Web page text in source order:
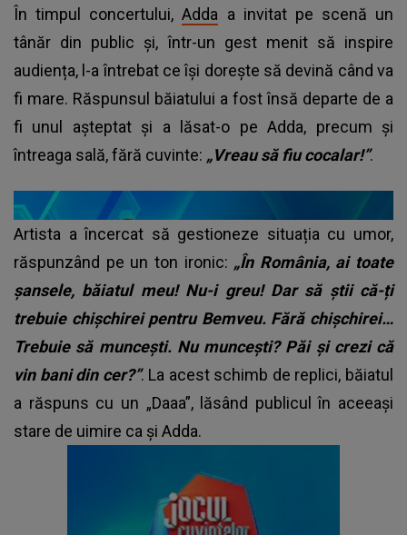
În timpul concertului,Adda a invitat pe scenă un
tânăr din public și, într-un gest menit să inspire
audiența, l-a întrebat ce își dorește să devină când va
fi mare. Răspunsul băiatului a fost însă departe de a
fi unul așteptat și a lăsat-o pe Adda, precum și
întreaga sală, fără cuvinte: „Vreau să fiu cocalar!”.
Artista a încercat să gestioneze situația cu umor,
răspunzând pe un ton ironic: „În România, ai toate
șansele, băiatul meu! Nu-i greu! Dar să știi că-ți
trebuie chișchirei pentru Bemveu. Fără chișchirei…
Trebuie să muncești. Nu muncești? Păi și crezi că
vin bani din cer?”. La acest schimb de replici, băiatul
a răspuns cu un „Daaa”, lăsând publicul în aceeași
stare de uimire ca și Adda.